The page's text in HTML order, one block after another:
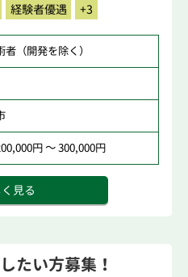
経験者優遇 +3
者（開発を除く）
円 ～ 300,000円
見る
たい方募集！